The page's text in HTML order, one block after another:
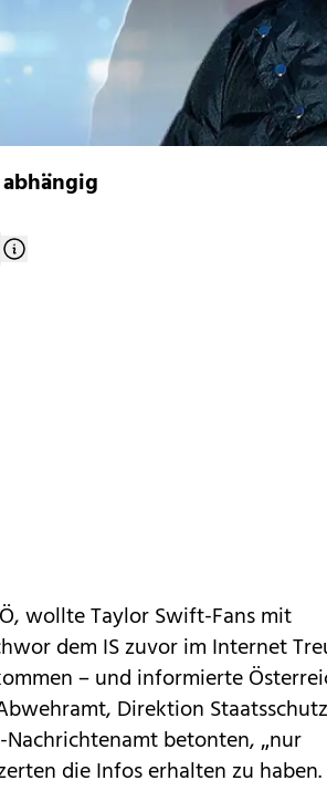
wollte Taylor Swift-Fans mit
dem IS zuvor im Internet
– und informierte
Direktion Staatsschutz
betonten, „nur
die Infos erhalten zu haben.